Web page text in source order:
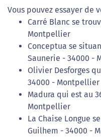
Vous pouvez essayer de
Carré Blanc se
Montpellier
Conceptua se
Saunerie - 34000 -
Olivier Desforges
34000 - Montpellier
Madura qui est au
Montpellier
La Chaise Longue
Guilhem - 34000 -